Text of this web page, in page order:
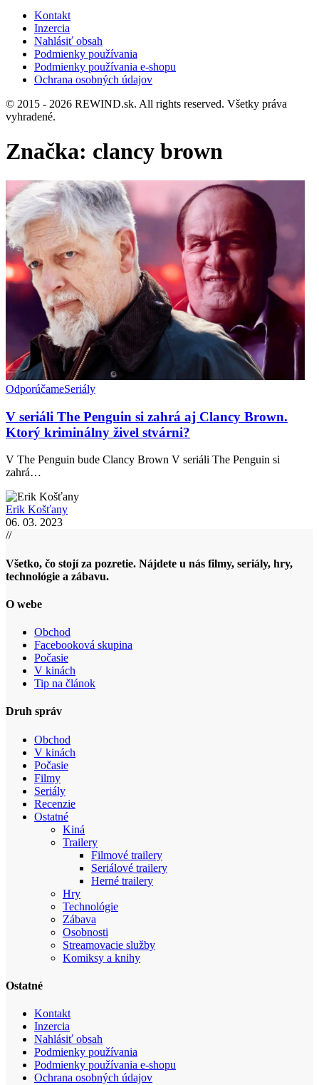
Kontakt
Inzercia
Nahlásiť obsah
Podmienky používania
Podmienky používania e-shopu
Ochrana osobných údajov
© 2015 - 2026 REWIND.sk. All rights reserved. Všetky práva
vyhradené.
Značka: clancy brown
OdporúčameSeriály
V seriáli The Penguin si zahrá aj Clancy Brown.
Ktorý kriminálny živel stvárni?
V The Penguin bude Clancy Brown V seriáli The Penguin si
zahrá…
Erik Košťany
06. 03. 2023
//
Všetko, čo stojí za pozretie. Nájdete u nás filmy, seriály, hry,
technológie a zábavu.
O webe
Obchod
Facebooková skupina
Počasie
V kinách
Tip na článok
Druh správ
Obchod
V kinách
Počasie
Filmy
Seriály
Recenzie
Ostatné
Kiná
Trailery
Filmové trailery
Seriálové trailery
Herné trailery
Hry
Technológie
Zábava
Osobnosti
Streamovacie služby
Komiksy a knihy
Ostatné
Kontakt
Inzercia
Nahlásiť obsah
Podmienky používania
Podmienky používania e-shopu
Ochrana osobných údajov